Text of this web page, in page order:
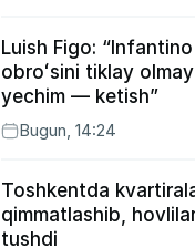
Luish Figo:
obroʻsini tiklay
yechim — ketish”
Bugun, 14:24
Toshkentda
qimmatlashib,
tushdi